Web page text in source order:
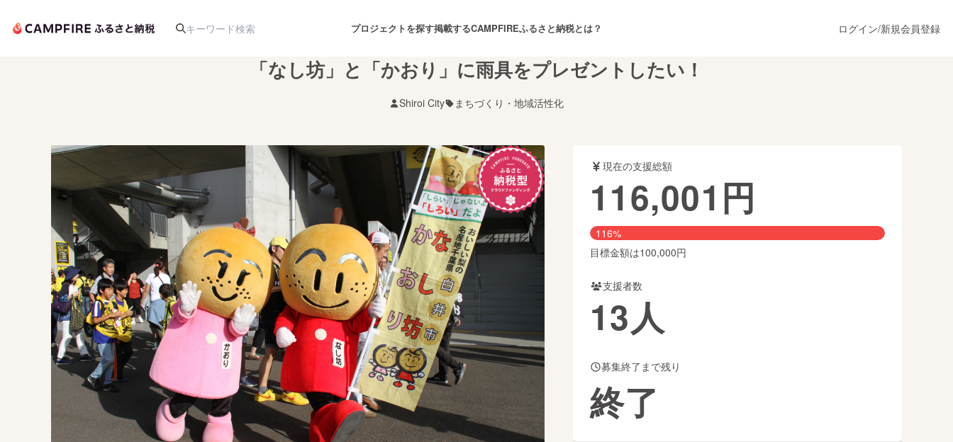
プロジェクトを探す
アート・写真 舞台・パフォーマンス
テクノロジー・ガジェット ゲーム・サービス開発 フード・飲食店 ファッション
映像・映画 書籍・雑誌出版 アニメ・漫画
ビジネス・起業 チャレンジ ビューティー・ヘルスケア
まちづくり・地域活性化
CAMPFIRE for Social Good
CAMPFIRE Creation
CAMPFIREふるさと納税
machi-ya コミュニティ
掲載するCAMPFIREふるさと納税とは？ ログイン/新規会員登録
「なし坊」と「かおり」に雨具をプレゼントしたい！
Shiroi City まちづくり・地域活性化
現在の支援総額
116,001 円
116%
目標金額は100,000円
支援者数
13人
募集終了まで残り
終了